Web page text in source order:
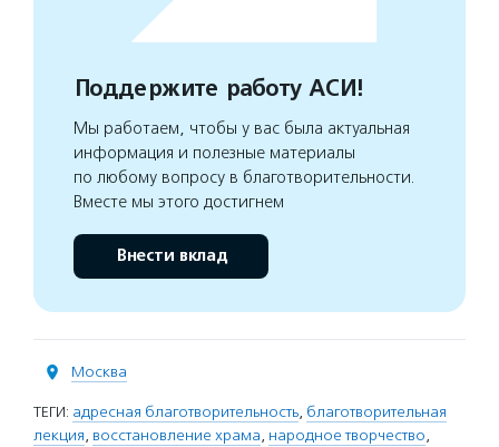
Поддержите работу АСИ!
Мы работаем, чтобы у вас была актуальная
информация и полезные материалы
по любому вопросу в благотворительности.
Вместе мы этого достигнем
Внести вклад
Москва
ТЕГИ: адресная благотворительность, благотворительная
лекция, восстановление храма, народное творчество,